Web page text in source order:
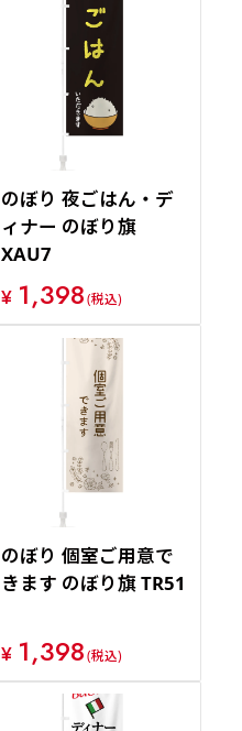
のぼり 夜ごはん・デ
ィナー のぼり旗
XAU7
¥ 1,398(税込)
のぼり 個室ご用意で
きます のぼり旗 TR51
¥ 1,398(税込)